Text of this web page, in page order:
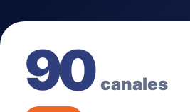
90canales